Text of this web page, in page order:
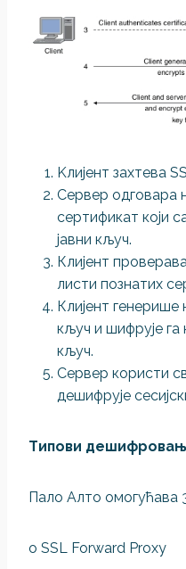
Kлијент захтева
Сервер одговара
сертификат који
јавни кључ.
Клијент
листи познатих
Клијент
кључ и шифрује га
кључ.
Сервер користи
дешифрује
Tипови
Пало Алто омогућава
o SSL Forward Proxy